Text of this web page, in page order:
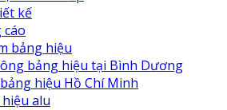
kế
cáo
bảng hiệu
bảng hiệu tại Bình Dương
hiệu Hồ Chí Minh
alu